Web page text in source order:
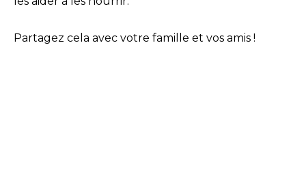
Partagez cela avec votre famille et vos amis !